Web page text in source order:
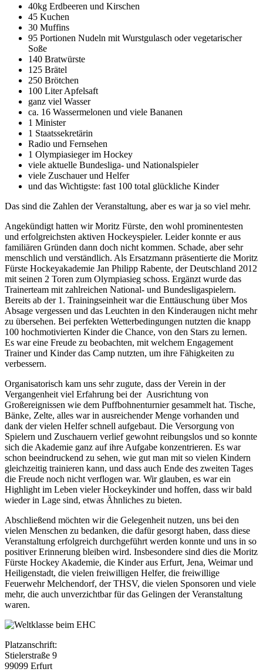
40kg Erdbeeren und Kirschen
45 Kuchen
30 Muffins
95 Portionen Nudeln mit Wurstgulasch oder vegetarischer
Soße
140 Bratwürste
125 Brätel
250 Brötchen
100 Liter Apfelsaft
ganz viel Wasser
ca. 16 Wassermelonen und viele Bananen
1 Minister
1 Staatssekretärin
Radio und Fernsehen
1 Olympiasieger im Hockey
viele aktuelle Bundesliga- und Nationalspieler
viele Zuschauer und Helfer
und das Wichtigste: fast 100 total glückliche Kinder
Das sind die Zahlen der Veranstaltung, aber es war ja so viel mehr.
Angekündigt hatten wir Moritz Fürste, den wohl prominentesten
und erfolgreichsten aktiven Hockeyspieler. Leider konnte er aus
familiären Gründen dann doch nicht kommen. Schade, aber sehr
menschlich und verständlich. Als Ersatzmann präsentierte die Moritz
Fürste Hockeyakademie Jan Philipp Rabente, der Deutschland 2012
mit seinen 2 Toren zum Olympiasieg schoss. Ergänzt wurde das
Trainerteam mit zahlreichen National- und Bundesligaspielern.
Bereits ab der 1. Trainingseinheit war die Enttäuschung über Mos
Absage vergessen und das Leuchten in den Kinderaugen nicht mehr
zu übersehen. Bei perfekten Wetterbedingungen nutzten die knapp
100 hochmotivierten Kinder die Chance, von den Stars zu lernen.
Es war eine Freude zu beobachten, mit welchem Engagement
Trainer und Kinder das Camp nutzten, um ihre Fähigkeiten zu
verbessern.
Organisatorisch kam uns sehr zugute, dass der Verein in der
Vergangenheit viel Erfahrung bei der Ausrichtung von
Großereignissen wie dem Puffbohnenturnier gesammelt hat. Tische,
Bänke, Zelte, alles war in ausreichender Menge vorhanden und
dank der vielen Helfer schnell aufgebaut. Die Versorgung von
Spielern und Zuschauern verlief gewohnt reibungslos und so konnte
sich die Akademie ganz auf ihre Aufgabe konzentrieren. Es war
schon beeindruckend zu sehen, wie gut man mit so vielen Kindern
gleichzeitig trainieren kann, und dass auch Ende des zweiten Tages
die Freude noch nicht verflogen war. Wir glauben, es war ein
Highlight im Leben vieler Hockeykinder und hoffen, dass wir bald
wieder in Lage sind, etwas Ähnliches zu bieten.
Abschließend möchten wir die Gelegenheit nutzen, uns bei den
vielen Menschen zu bedanken, die dafür gesorgt haben, dass diese
Veranstaltung erfolgreich durchgeführt werden konnte und uns in so
positiver Erinnerung bleiben wird. Insbesondere sind dies die Moritz
Fürste Hockey Akademie, die Kinder aus Erfurt, Jena, Weimar und
Heiligenstadt, die vielen freiwilligen Helfer, die freiwillige
Feuerwehr Melchendorf, der THSV, die vielen Sponsoren und viele
mehr, die auch unverzichtbar für das Gelingen der Veranstaltung
waren.
Platzanschrift:
Stielerstraße 9
99099 Erfurt